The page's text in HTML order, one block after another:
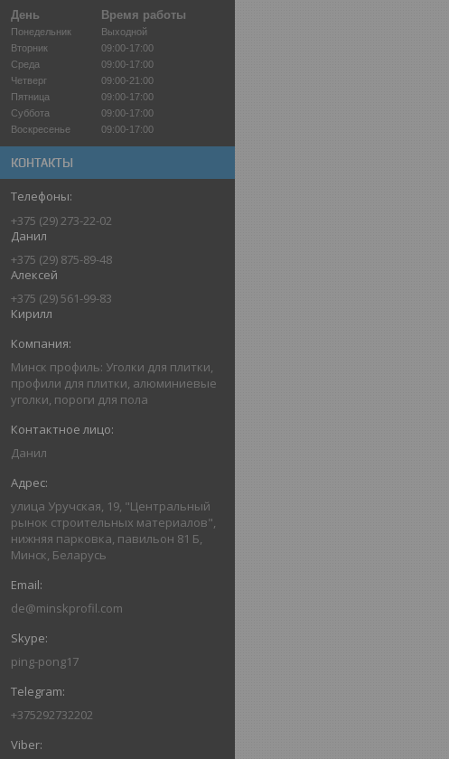
День
Время работы
Понедельник
Выходной
Вторник
09:00-17:00
Среда
09:00-17:00
Четверг
09:00-21:00
Пятница
09:00-17:00
Суббота
09:00-17:00
Воскресенье
09:00-17:00
КОНТАКТЫ
+375 (29) 273-22-02
Данил
+375 (29) 875-89-48
Алексей
+375 (29) 561-99-83
Кирилл
Минск профиль: Уголки для плитки,
профили для плитки, алюминиевые
уголки, пороги для пола
Данил
улица Уручская, 19, "Центральный
рынок строительных материалов",
нижняя парковка, павильон 81 Б,
Минск, Беларусь
de@minskprofil.com
ping-pong17
+375292732202